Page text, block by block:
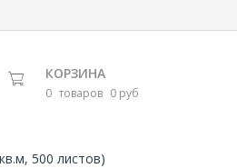
КОРЗИНА
0 товаров 0 руб
500 листов)